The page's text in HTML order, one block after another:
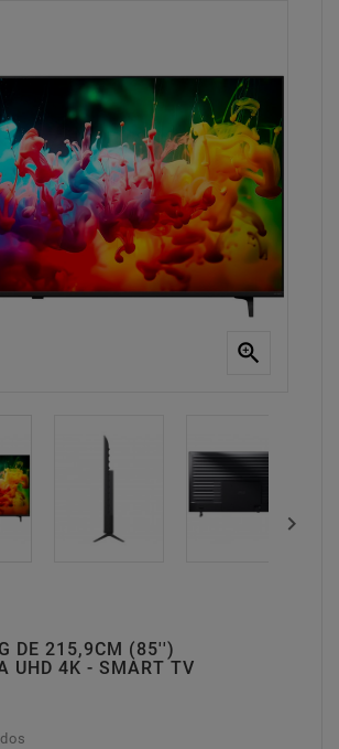


DE 215,9CM (85'')
UHD 4K - SMART TV